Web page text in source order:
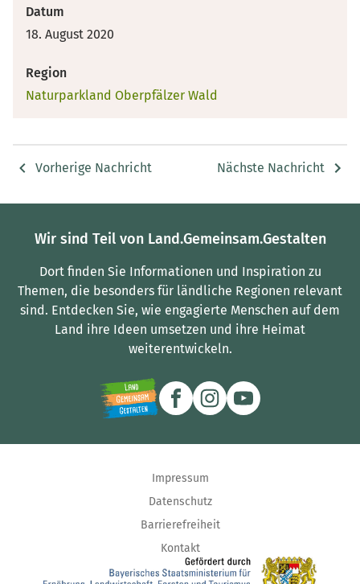
Datum
18. August 2020
Region
Naturparkland Oberpfälzer Wald
Vorherige Nachricht Nächste Nachricht
Wir sind Teil von Land.Gemeinsam.Gestalten
Dort finden Sie Informationen und Inspiration zu
Themen, die besonders für ländliche Regionen relevant
sind. Entdecken Sie, wie engagierte Menschen auf dem
Land ihre Ideen umsetzen und ihre Heimat
weiterentwickeln.
Impressum
Datenschutz
Barrierefreiheit
Kontakt